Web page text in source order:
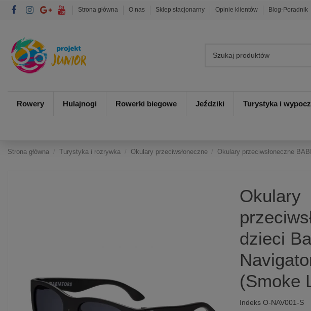
Strona główna O nas Sklep stacjonarny Opinie klientów Blog-Poradnik
Rowery Hulajnogi Rowerki biegowe Jeździki Turystyka i
Strona główna Turystyka i rozrywka Okulary przeciwsłoneczne Okulary przeciwsłoneczne
Okulary
dzieci
(Smoke
Indeks O-NAV001-S